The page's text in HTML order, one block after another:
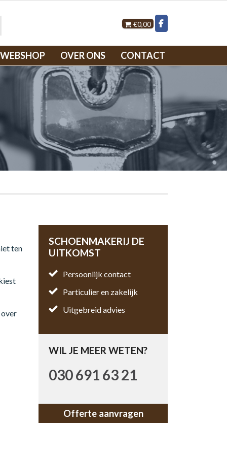
€0,00
WEBSHOP OVER ONS CONTACT
ten
SCHOENMAKERIJ DE
UITKOMST
Persoonlijk contact
Particulier en zakelijk
Uitgebreid advies
WIL JE MEER WETEN?
030 691 63 21
Offerte aanvragen